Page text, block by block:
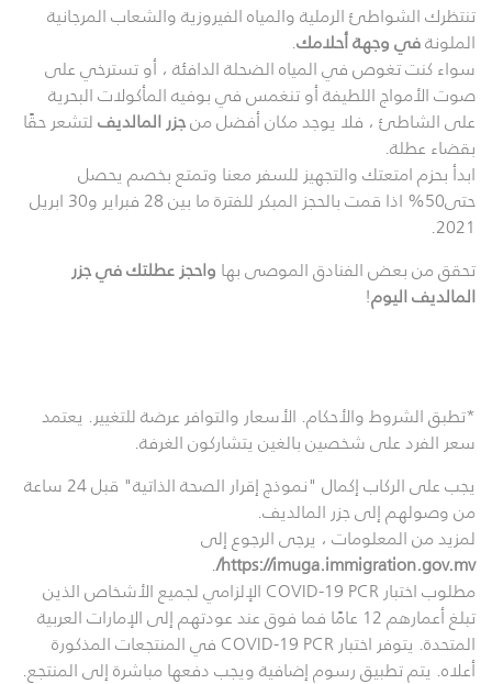
تنتظرك الشواطئ الرملية والمياه الفيروزية والشعاب المرجانية
الملونةفي وجهة أحلامك.
سواء كنت تغوص في المياه الضحلة الدافئة ، أو تسترخي على
صوت الأمواج اللطيفة أو تنغمس في بوفيه المأكولات البحرية
على الشاطئ ، فلا يوجد مكان أفضل منجزر المالديف لتشعر حقًا
بقضاء عطلة.
ابدأ بحزم امتعتك والتجهيز للسفر معنا وتمتع بخصم يحصل
حتى50% اذا قمت بالحجز المبكر للفترة ما بين 28 فبراير و30 ابريل
2021.
تحقق من بعض الفنادق الموصى بها واحجز عطلتك في جزر
المالديف اليوم!
*تطبق الشروط والأحكام. الأسعار والتوافر عرضة للتغيير. يعتمد
سعر الفرد على شخصين بالغين يتشاركون الغرفة.
يجب على الركاب إكمال "نموذج إقرار الصحة الذاتية" قبل 24 ساعة
من وصولهم إلى جزر المالديف.
لمزيد من المعلومات ، يرجى الرجوع إلى
https://imuga.immigration.gov.mv/
.
مطلوب اختبار COVID-19 PCR الإلزامي لجميع الأشخاص الذين
تبلغ أعمارهم 12 عامًا فما فوق عند عودتهم إلى الإمارات العربية
المتحدة. يتوفر اختبار COVID-19 PCR في المنتجعات المذكورة
أعلاه. يتم تطبيق رسوم إضافية ويجب دفعها مباشرة إلى المنتجع.